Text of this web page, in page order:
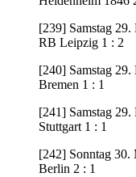
[239] Samstag
RB Leipzig 1 : 2
[240] Samstag
Bremen 1 : 1
[241] Samstag
Stuttgart 1 : 1
[242] Sonntag 30.
Berlin 2 : 1